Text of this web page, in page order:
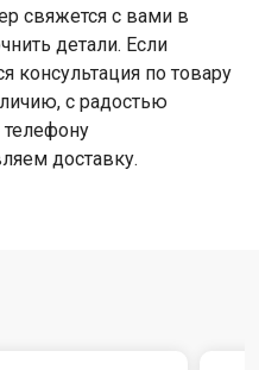
свяжется с вами в
детали. Если
консультация по товару
с радостью
доставку.